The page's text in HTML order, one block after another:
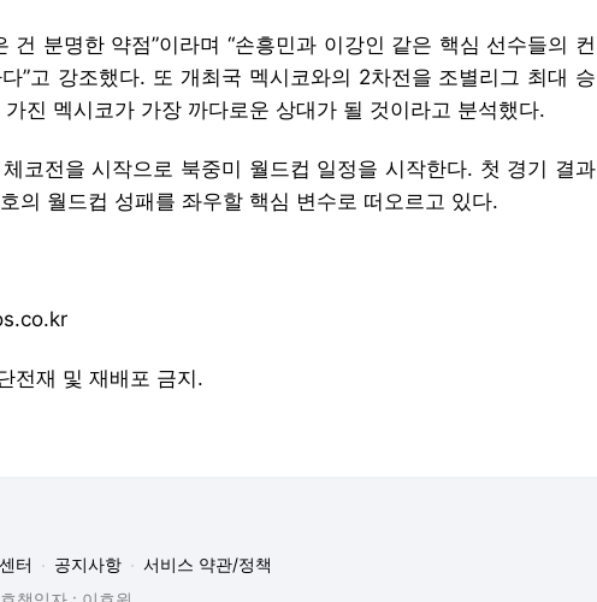
건 분명한 약점”이라며 “손흥민과 이강인 같은 핵심 선수들의 컨
”고 강조했다. 또 개최국 멕시코와의 2차전을 조별리그 최대 승
진 멕시코가 가장 까다로운 상대가 될 것이라고 분석했다.
코전을 시작으로 북중미 월드컵 일정을 시작한다. 첫 경기 결과
의 월드컵 성패를 좌우할 핵심 변수로 떠오르고 있다.
전재 및 재배포 금지.
터 공지사항
서비스 약관/정책